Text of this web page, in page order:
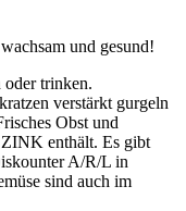
und gesund!
oder trinken.
verstärkt gurgeln
Obst und
ZINK enthält. Es gibt
A/R/L in
sind auch im